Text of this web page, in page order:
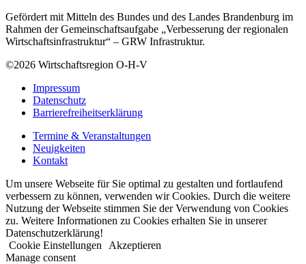
Gefördert mit Mitteln des Bundes und des Landes Brandenburg im
Rahmen der Gemeinschaftsaufgabe „Verbesserung der regionalen
Wirtschaftsinfrastruktur“ – GRW Infrastruktur.
©2026 Wirtschaftsregion O-H-V
Impressum
Datenschutz
Barrierefreiheitserklärung
Termine & Veranstaltungen
Neuigkeiten
Kontakt
Um unsere Webseite für Sie optimal zu gestalten und fortlaufend
verbessern zu können, verwenden wir Cookies. Durch die weitere
Nutzung der Webseite stimmen Sie der Verwendung von Cookies
zu. Weitere Informationen zu Cookies erhalten Sie in unserer
Datenschutzerklärung!
Cookie Einstellungen
Akzeptieren
Manage consent